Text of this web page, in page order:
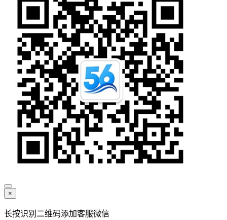
×
长按识别二维码添加客服微信